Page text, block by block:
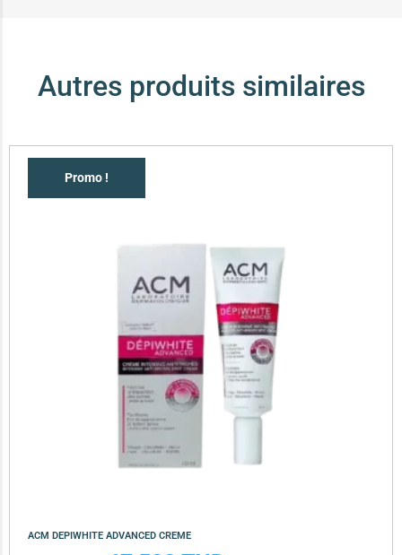
Autres produits similaires
Promo !
ACM DEPIWHITE ADVANCED CREME